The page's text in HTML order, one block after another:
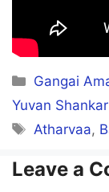
Kattaya
Kandippa
Ketta naan
Ennakillai
Categories
Gangai
Yuvan
Tags
Atharvaa,
Leave a